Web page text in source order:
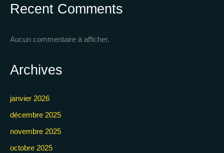
Recent Comments
Aucun commentaire à afficher.
Archives
janvier 2026
décembre 2025
novembre 2025
octobre 2025